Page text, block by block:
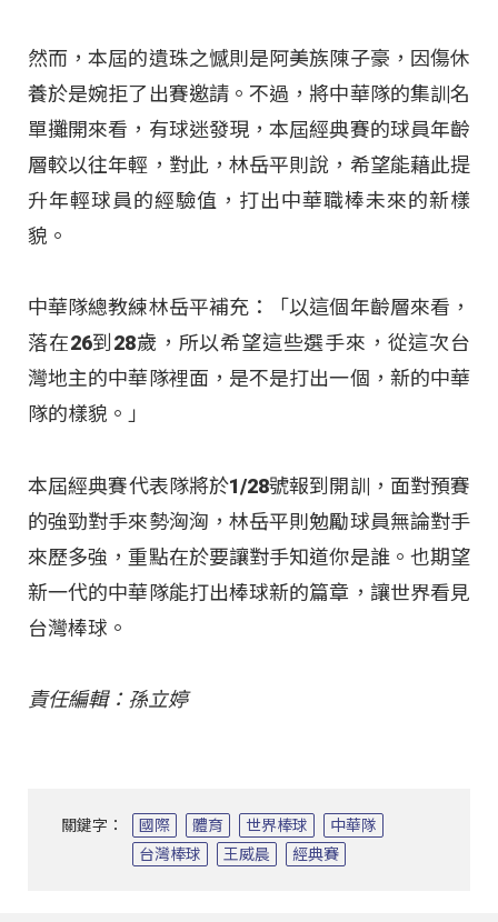
然而，本屆的遺珠之憾則是阿美族陳子豪，因傷休
養於是婉拒了出賽邀請。不過，將中華隊的集訓名
單攤開來看，有球迷發現，本屆經典賽的球員年齡
層較以往年輕，對此，林岳平則說，希望能藉此提
升年輕球員的經驗值，打出中華職棒未來的新樣
貌。
中華隊總教練林岳平補充：「以這個年齡層來看，
落在26到28歲，所以希望這些選手來，從這次台
灣地主的中華隊裡面，是不是打出一個，新的中華
隊的樣貌。」
本屆經典賽代表隊將於1/28號報到開訓，面對預賽
的強勁對手來勢洶洶，林岳平則勉勵球員無論對手
來歷多強，重點在於要讓對手知道你是誰。也期望
新一代的中華隊能打出棒球新的篇章，讓世界看見
台灣棒球。
責任編輯：孫立婷
關鍵字： 國際 體育 世界棒球
中華隊
台灣棒球
王威晨 經典賽